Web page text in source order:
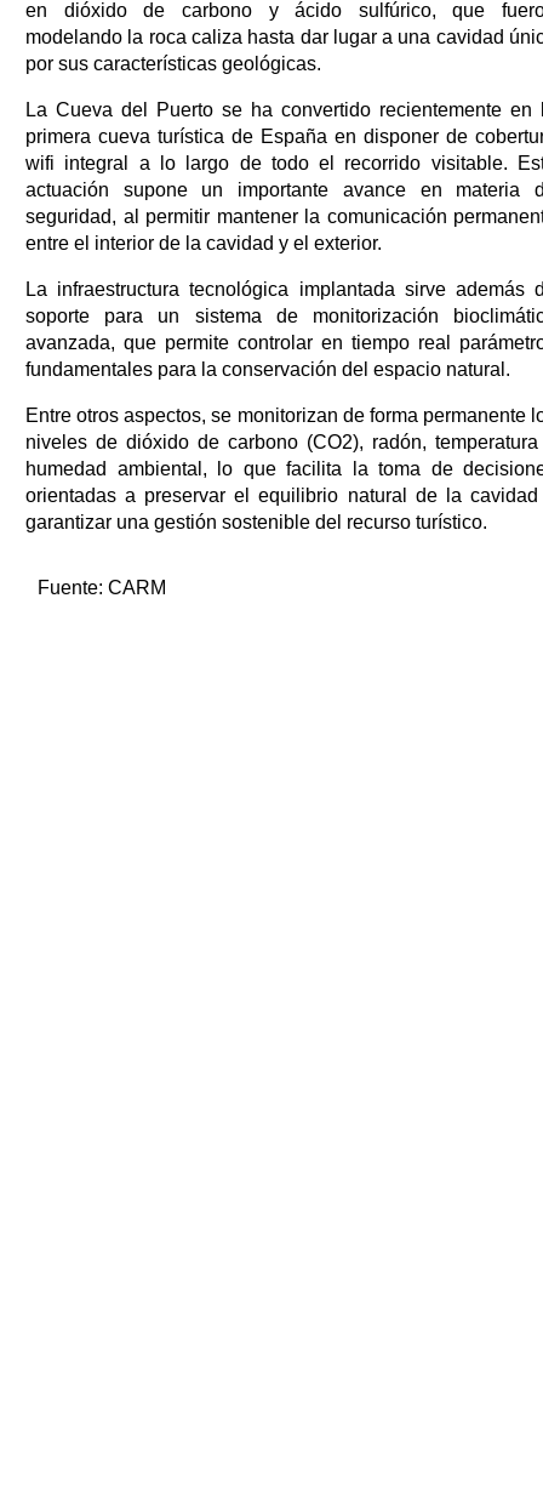
en dióxido de carbono y ácido sulfúrico, que
modelando la roca caliza hasta dar lugar a una cavidad
por sus características geológicas.
La Cueva del Puerto se ha convertido recientemente en
primera cueva turística de España en disponer de
wifi integral a lo largo de todo el recorrido visitable.
actuación supone un importante avance en materia
seguridad, al permitir mantener la comunicación
entre el interior de la cavidad y el exterior.
La infraestructura tecnológica implantada sirve además
soporte para un sistema de monitorización
avanzada, que permite controlar en tiempo real
fundamentales para la conservación del espacio natural.
Entre otros aspectos, se monitorizan de forma permanente
niveles de dióxido de carbono (CO2), radón,
humedad ambiental, lo que facilita la toma de
orientadas a preservar el equilibrio natural de la
garantizar una gestión sostenible del recurso turístico.
Fuente: CARM